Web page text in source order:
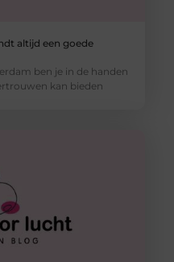
altijd een goede
ben je in de handen
kan bieden